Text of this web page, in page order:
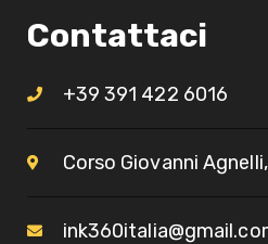
Contattaci
+39 391 422 6016
Corso Giovanni